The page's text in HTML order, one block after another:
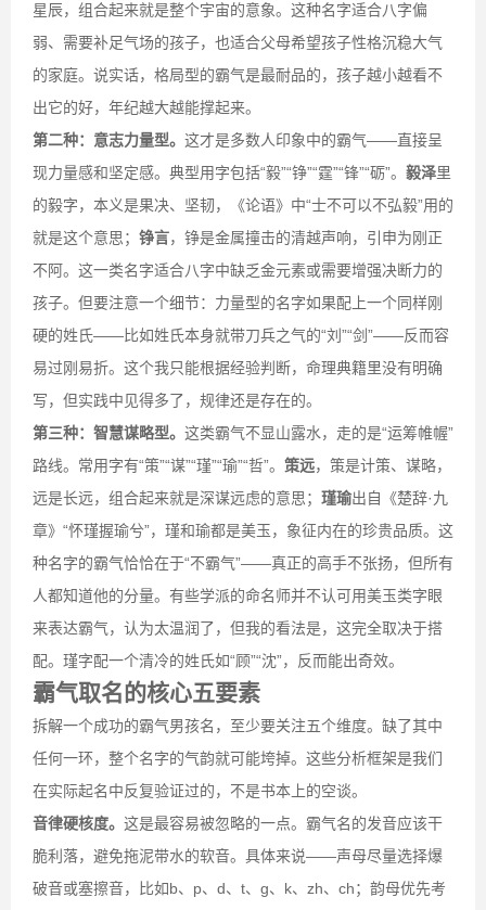
星辰，组合起来就是整个宇宙的意象。这种名字适合八字偏
弱、需要补足气场的孩子，也适合父母希望孩子性格沉稳大气
的家庭。说实话，格局型的霸气是最耐品的，孩子越小越看不
出它的好，年纪越大越能撑起来。
第二种：意志力量型。 这才是多数人印象中的霸气——直接呈
现力量感和坚定感。典型用字包括“毅”“铮”“霆”“锋”“砺”。 毅泽里
的毅字，本义是果决、坚韧，《论语》中“士不可以不弘毅”用的
就是这个意思； 铮言，铮是金属撞击的清越声响，引申为刚正
不阿。这一类名字适合八字中缺乏金元素或需要增强决断力的
孩子。但要注意一个细节：力量型的名字如果配上一个同样刚
硬的姓氏——比如姓氏本身就带刀兵之气的“刘”“剑”——反而容
易过刚易折。这个我只能根据经验判断，命理典籍里没有明确
写，但实践中见得多了，规律还是存在的。
第三种：智慧谋略型。 这类霸气不显山露水，走的是“运筹帷幄”
路线。常用字有“策”“谋”“瑾”“瑜”“哲”。 策远，策是计策、谋略，
远是长远，组合起来就是深谋远虑的意思； 瑾瑜出自《楚辞·九
章》“怀瑾握瑜兮”，瑾和瑜都是美玉，象征内在的珍贵品质。这
种名字的霸气恰恰在于“不霸气”——真正的高手不张扬，但所有
人都知道他的分量。有些学派的命名师并不认可用美玉类字眼
来表达霸气，认为太温润了，但我的看法是，这完全取决于搭
配。瑾字配一个清冷的姓氏如“顾”“沈”，反而能出奇效。
霸气取名的核心五要素
拆解一个成功的霸气男孩名，至少要关注五个维度。缺了其中
任何一环，整个名字的气韵就可能垮掉。这些分析框架是我们
在实际起名中反复验证过的，不是书本上的空谈。
音律硬核度。 这是最容易被忽略的一点。霸气名的发音应该干
脆利落，避免拖泥带水的软音。具体来说——声母尽量选择爆
破音或塞擦音，比如b、p、d、t、g、k、zh、ch；韵母优先考